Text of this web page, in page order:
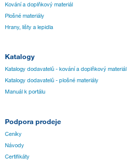
Kování a doplňkový materiál
Plošné materiály
Hrany, lišty a lepidla
Katalogy
Katalogy dodavatelů - kování a doplňkový materiál
Katalogy dodavatelů - plošné materiály
Manuál k portálu
Podpora prodeje
Ceníky
Návody
Certifikáty